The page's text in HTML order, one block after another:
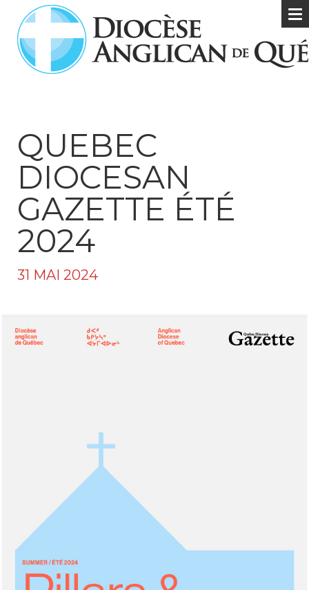
QUEBEC
DIOCESAN
GAZETTE ÉTÉ
2024
31 MAI 2024